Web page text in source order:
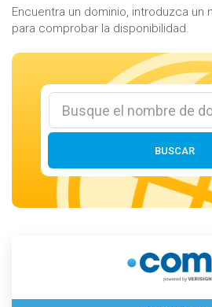
Encuentra un dominio, introduzca un
para comprobar la disponibilidad.
BUSCAR